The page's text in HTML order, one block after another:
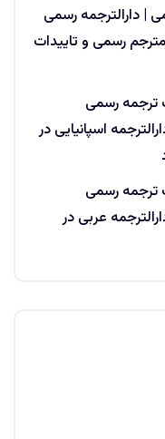
| دارالترجمه رسمی
مترجم رسمی و تاییدات
ترجمه رسمی
اسپانیایی در
ترجمه رسمی
عربی در